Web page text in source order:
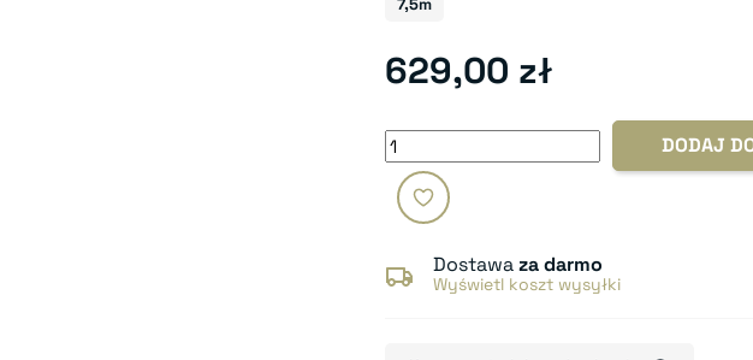
7,5m
629,00 zł
DODAJ
Dostawaza darmo
Wyświetl koszt wysyłki